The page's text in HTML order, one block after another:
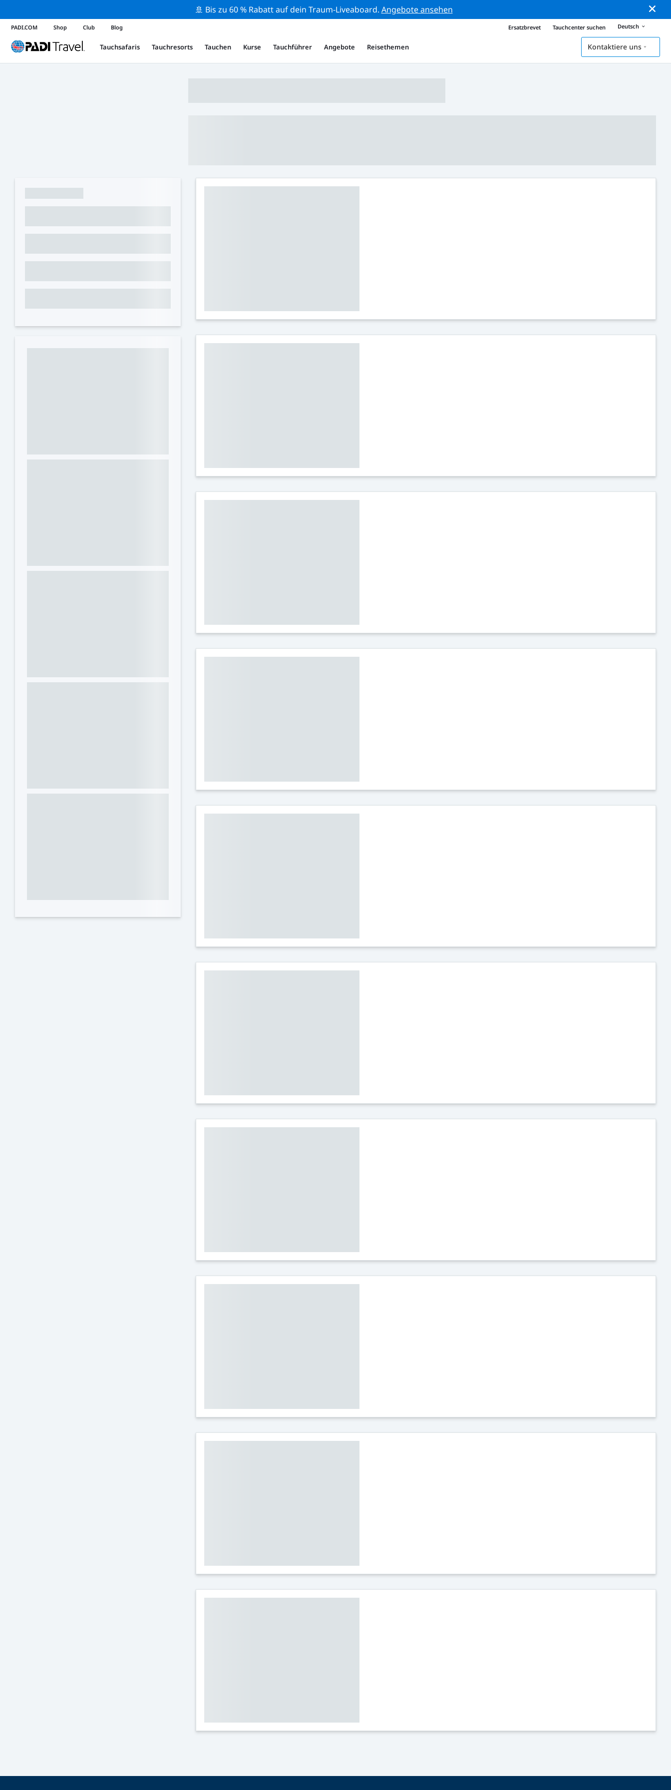
🚢 Bis zu 60 % Rabatt auf dein Traum-Liveaboard. Angebote ansehen
PADI.COM Shop Club Blog Ersatzbrevet Tauchcenter suchen Deutsch
Tauchsafaris Tauchresorts Tauchen Kurse Tauchführer Angebote Reisethemen Kontaktiere uns